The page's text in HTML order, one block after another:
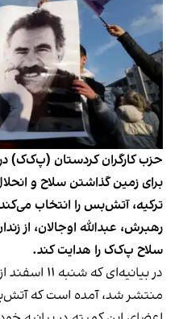
حزب کارگران کردستان (پ‌ک‌ک)
برای زمین گذاشتن سلاح و
ترکیه، آتش‌بس را انتخاب می‌کند.
رهبرش، عبدالله اوجالان، از
سلاح پ‌ک‌ک را هدایت کند.
در
منتشر شد، آمده است که